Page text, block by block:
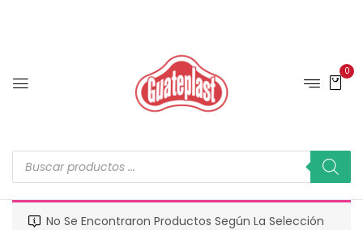
0
No Se Encontraron Productos Según La Selección